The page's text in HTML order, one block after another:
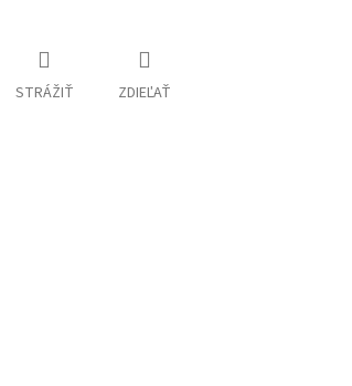
STRÁŽIŤ ZDIEĽAŤ